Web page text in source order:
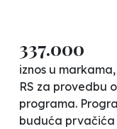
337.000
iznos u
RS za provedbu
programa.
buduća prvačića